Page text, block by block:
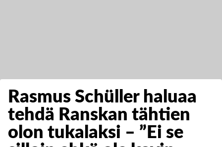
Rasmus Schüller haluaa
tehdä Ranskan tähtien
olon tukalaksi – ”Ei se